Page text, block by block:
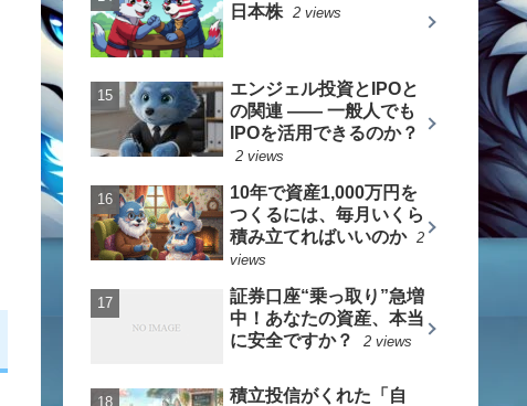
日本株 2 views
エンジェル投資とIPOと
の関連 —— 一般人でも
IPOを活用できるのか？
2 views
10年で資産1,000万円を
つくるには、毎月いくら
積み立てればいいのか 2
views
証券口座“乗っ取り”急増
中！あなたの資産、本当
に安全ですか？
2 views
積立投信がくれた「自